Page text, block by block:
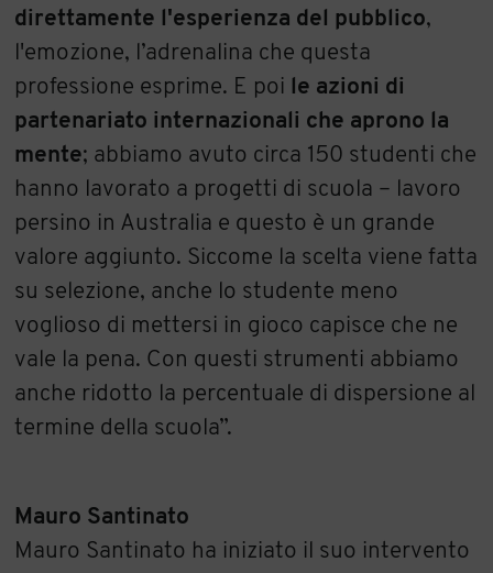
direttamente l'esperienza del pubblico,
l'emozione, l’adrenalina che questa
professione esprime. E poi
le azioni di
partenariato internazionali che aprono la
mente; abbiamo avuto circa 150 studenti che
hanno lavorato a progetti di scuola – lavoro
persino in Australia e questo è un grande
valore aggiunto. Siccome la scelta viene fatta
su selezione, anche lo studente meno
voglioso di mettersi in gioco capisce che ne
vale la pena. Con questi strumenti abbiamo
anche ridotto la percentuale di dispersione al
termine della scuola”.
Mauro Santinato
Mauro Santinato ha iniziato il suo intervento